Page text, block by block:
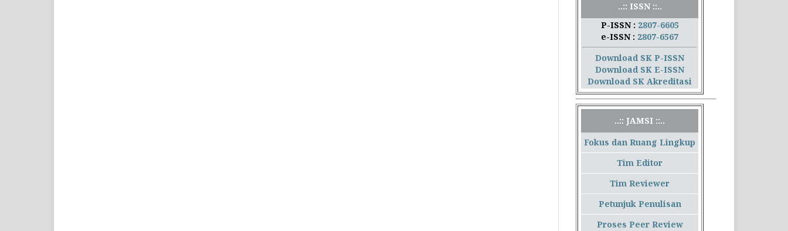
..:: ISSN ::..
P-ISSN : 2807-6605
e-ISSN : 2807-6567
Download SK P-ISSN
Download SK E-ISSN
Download SK Akreditasi
..:: JAMSI ::..
Fokus dan Ruang Lingkup
Tim Editor
Tim Reviewer
Petunjuk Penulisan
Proses Peer Review